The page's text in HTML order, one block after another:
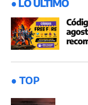
● LO ÚLTIMO
● TOP